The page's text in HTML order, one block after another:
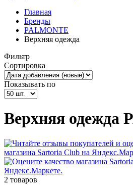
Главная
Бренды
PALMONTE
Верхняя одежда
Фильтр
Сортировка
Показывать по
Верхняя одежда
2 товаров